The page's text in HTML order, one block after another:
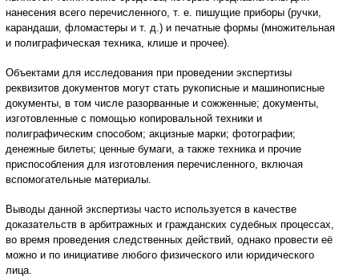
нанесения всего перечисленного, т. е. пишущие приборы (ручки,
карандаши, фломастеры и т. д.) и печатные формы (множительная
и полиграфическая техника, клише и прочее).
Объектами для исследования при проведении экспертизы
реквизитов документов могут стать рукописные и машинописные
документы, в том числе разорванные и сожженные; документы,
изготовленные с помощью копировальной техники и
полиграфическим способом; акцизные марки; фотографии;
денежные билеты; ценные бумаги, а также техника и прочие
приспособления для изготовления перечисленного, включая
вспомогательные материалы.
Выводы данной экспертизы часто используется в качестве
доказательств в арбитражных и гражданских судебных процессах,
во время проведения следственных действий, однако провести её
можно и по инициативе любого физического или юридического
лица.